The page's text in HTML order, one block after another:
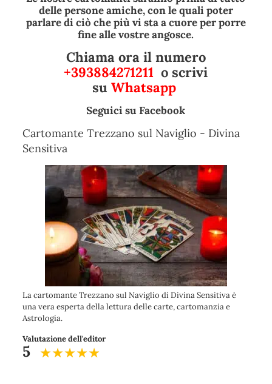
delle persone amiche, con le quali poter
parlare di ciò che più vi sta a cuore per porre
fine alle vostre angosce.
Chiama ora il numero
+393884271211 o scrivi
su Whatsapp
Seguici su Facebook
Cartomante Trezzano sul Naviglio - Divina
Sensitiva
La cartomante Trezzano sul Naviglio di Divina Sensitiva è
una vera esperta della lettura delle carte, cartomanzia e
Astrologia.
Valutazione dell'editor
5